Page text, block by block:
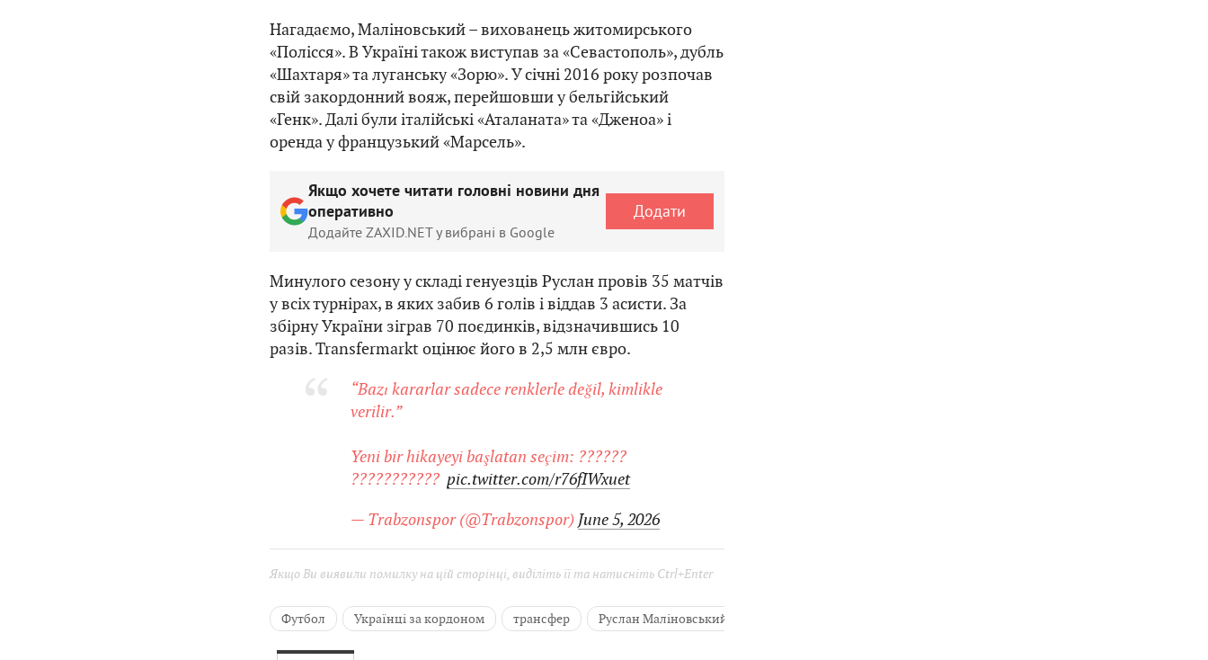
Нагадаємо, Маліновський – вихованець житомирського
«Полісся». В Україні також виступав за «Севастополь», дубль
«Шахтаря» та луганську «Зорю». У січні 2016 року розпочав
свій закордонний вояж, перейшовши у бельгійський
«Генк». Далі були італійські «Аталаната» та «Дженоа» і
оренда у французький «Марсель».
Якщо хочете читати головні новини дня
оперативно
Додайте ZAXID.NET у вибрані в Google
Додати
Минулого сезону у складі генуезців Руслан провів 35 матчів
у всіх турнірах, в яких забив 6 голів і віддав 3 асисти. За
збірну України зіграв 70 поєдинків, відзначившись 10
разів. Transfermarkt оцінює його в 2,5 млн євро.
“Bazı kararlar sadece renklerle değil, kimlikle
verilir.”
Yeni bir hikayeyi başlatan seçim: ??????
??????????? ️ pic.twitter.com/r76fIWxuet
— Trabzonspor (@Trabzonspor) June 5, 2026
Якщо Ви виявили помилку на цій сторінці, виділіть її та натисніть Ctrl+Enter
Футбол Українці за кордоном трансфер Руслан Маліновський